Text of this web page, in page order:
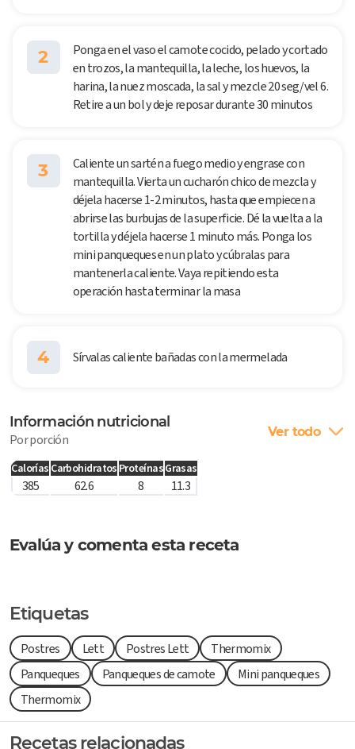
2
Ponga en el vaso el camote cocido, pelado y cortado
en trozos, la mantequilla, la leche, los huevos, la
harina, la nuez moscada, la sal y mezcle 20 seg/vel 6.
Retire a un bol y deje reposar durante 30 minutos
3
Caliente un sartén a fuego medio y engrase con
mantequilla. Vierta un cucharón chico de mezcla y
déjela hacerse 1-2 minutos, hasta que empiecen a
abrirse las burbujas de la superficie. Dé la vuelta a la
tortilla y déjela hacerse 1 minuto más. Ponga los
mini panqueques en un plato y cúbralas para
mantenerla caliente. Vaya repitiendo esta
operación hasta terminar la masa
4 Sírvalas caliente bañadas con la mermelada
Información nutricional
Por porción Ver todo
Calorías Carbohidratos ProteínasGrasas
385 62.6 8 11.3
Evalúa y comenta esta receta
Etiquetas
Postres Lett Postres Lett
Thermomix
Panqueques
Panqueques de camote
Mini panqueques
Thermomix
Recetas relacionadas